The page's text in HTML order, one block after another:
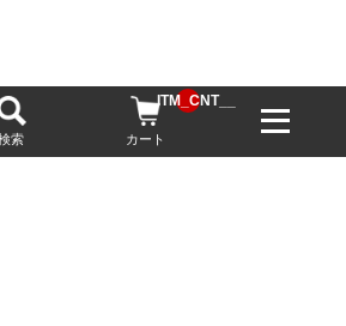
索 カート
__ITM_CNT__